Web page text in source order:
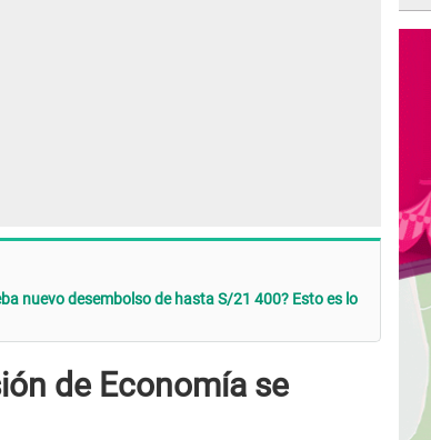
nuevo desembolso de hasta S/21 400? Esto es lo
de Economía se